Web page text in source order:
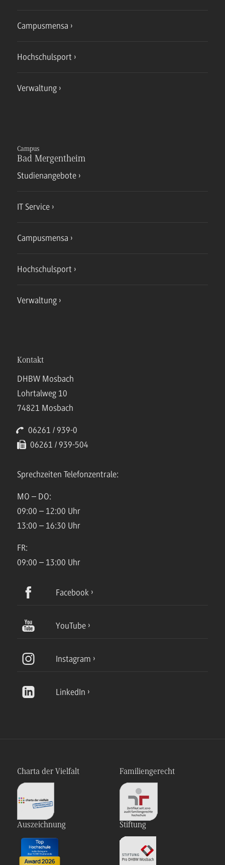
Campusmensa
Hochschulsport
Verwaltung
Campus
Bad Mergentheim
Studienangebote
IT Service
Campusmensa
Hochschulsport
Verwaltung
Kontakt
DHBW Mosbach
Lohrtalweg 10
74821 Mosbach
06261 / 939-0
06261 / 939-504
Sprechzeiten Telefonzentrale:
MO – DO:
09:00 – 12:00 Uhr
13:00 – 16:30 Uhr
FR:
09:00 – 13:00 Uhr
Facebook
YouTube
Instagram
LinkedIn
Charta der Vielfalt Familiengerecht
Auszeichnung Stiftung